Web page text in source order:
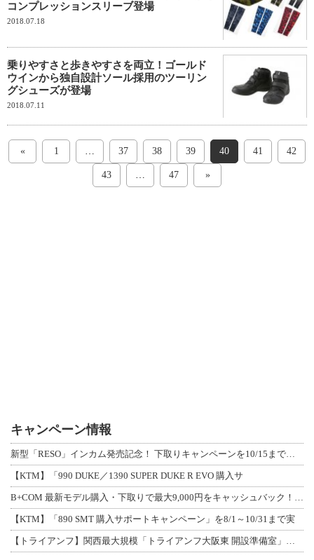
コンプレッションスリーブ登場
2018.07.18
乗りやすさと歩きやすさを両立！ゴールド
ウインから独自設計ソール採用のツーリン
グシューズが登場
2018.07.11
« 1 … 37 38 39 40 41 42
43 … 47 »
キャンペーン情報
新型「RESO」インカム発売記念！ 下取りキャンペーンを10/15まで延長して開
【KTM】「990 DUKE／1390 SUPER DUKE R EVO 購入サ
B+COM 最新モデル購入・下取りで最大9,000円をキャッシュバック！「B+F
【KTM】「890 SMT 購入サポートキャンペーン」を8/1～10/31まで実
【トライアンフ】関西最大規模「トライアンフ大阪東 開設準備室」がオープン！ 限定